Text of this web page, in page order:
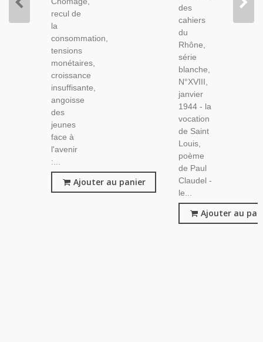
recul de
la
consommation,
tensions
monétaires,
croissance
insuffisante,
angoisse
des
jeunes
face à
l'avenir
:...
Ajouter au panier
des
cahiers
du
Rhône,
série
blanche,
N°XVIII,
janvier
1944 - la
vocation
de Saint
Louis,
poème
de Paul
Claudel -
le...
Ajouter au